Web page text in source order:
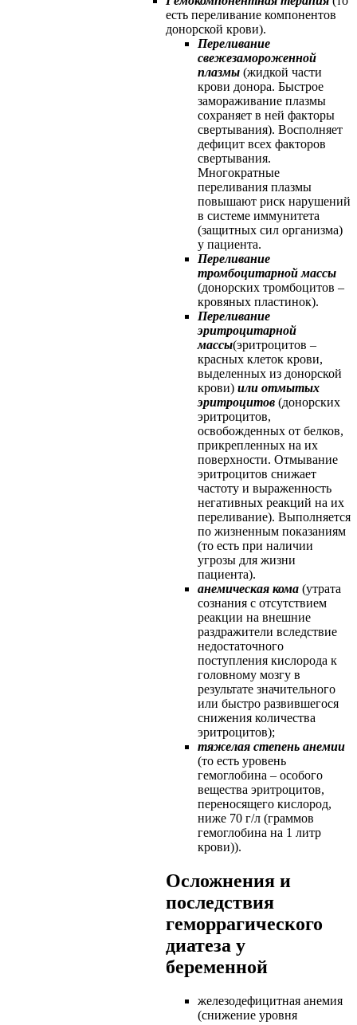
есть переливание компонентов
донорской крови).
Переливание
свежезамороженной
плазмы (жидкой части
крови донора. Быстрое
замораживание плазмы
сохраняет в ней факторы
свертывания). Восполняет
дефицит всех факторов
свертывания.
Многократные
переливания плазмы
повышают риск нарушений
в системе иммунитета
(защитных сил организма)
у пациента.
Переливание
тромбоцитарной массы
(донорских тромбоцитов –
кровяных пластинок).
Переливание
эритроцитарной
массы(эритроцитов –
красных клеток крови,
выделенных из донорской
крови) или отмытых
эритроцитов (донорских
эритроцитов,
освобожденных от белков,
прикрепленных на их
поверхности. Отмывание
эритроцитов снижает
частоту и выраженность
негативных реакций на их
переливание). Выполняется
по жизненным показаниям
(то есть при наличии
угрозы для жизни
пациента).
анемическая кома (утрата
сознания с отсутствием
реакции на внешние
раздражители вследствие
недостаточного
поступления кислорода к
головному мозгу в
результате значительного
или быстро развившегося
снижения количества
эритроцитов);
тяжелая степень анемии
(то есть уровень
гемоглобина – особого
вещества эритроцитов,
переносящего кислород,
ниже 70 г/л (граммов
гемоглобина на 1 литр
крови)).
Осложнения и
последствия
геморрагического
диатеза у
беременной
железодефицитная анемия
(снижение уровня